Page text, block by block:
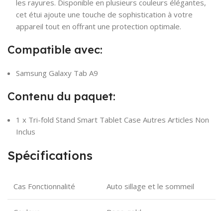
les rayures. Disponible en plusieurs couleurs élégantes,
cet étui ajoute une touche de sophistication à votre
appareil tout en offrant une protection optimale.
Compatible avec:
Samsung Galaxy Tab A9
Contenu du paquet:
1 x Tri-fold Stand Smart Tablet Case Autres Articles Non
Inclus
Spécifications
Cas Fonctionnalité Auto sillage et le sommeil